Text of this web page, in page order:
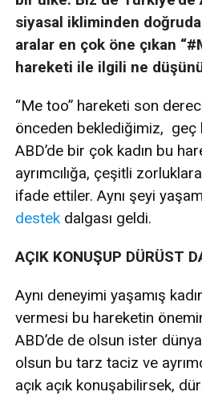
siyasal ikliminden
aralar en çok öne çıkan
hareketi ile ilgili ne
“Me too” hareketi son
önceden beklediğimiz, geç
ABD’de bir çok kadın bu
ayrımcılığa, çeşitli
ifade ettiler. Aynı şeyi
destek dalgası geldi.
AÇIK KONUŞUP DÜRÜST
Aynı deneyimi yaşamış
vermesi bu hareketin
ABD’de de olsun ister
olsun bu tarz taciz ve
açık açık konuşabilirsek,